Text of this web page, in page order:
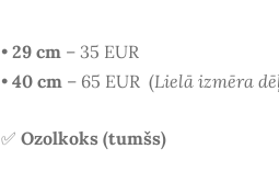
• 29 cm – 35 EUR
• 40 cm – 65 EUR (Lielā izmēra
✅ Ozolkoks (tumšs)